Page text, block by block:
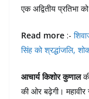
एक अद्वितीय प्रतिभा
Read more :-
सिंह को श्रद्धांजलि,
आचार्य किशोर कुणाल
की ओर बढ़ेगी।